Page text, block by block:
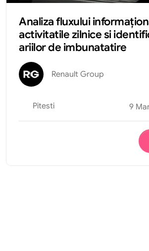
Analiza fluxului
activitatile zilnice si
ariilor de imbunatatire
Renault Group
Pitesti 9